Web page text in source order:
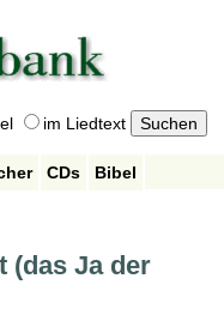
im Liedtext
CDs
Bibel
(das Ja der